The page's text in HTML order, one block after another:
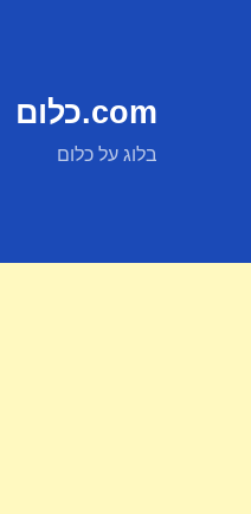
com.כלום
בלוג על כלום